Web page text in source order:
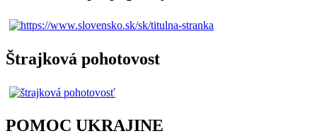
Štrajková pohotovost
POMOC UKRAJINE